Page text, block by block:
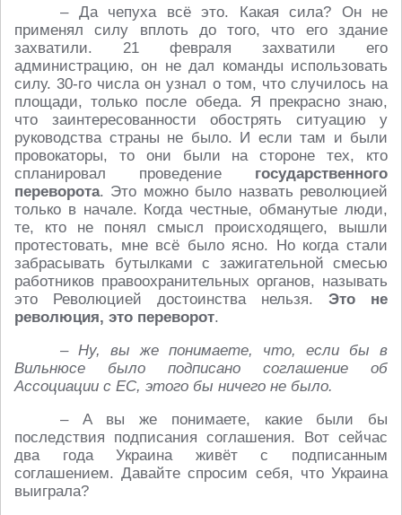
– Да чепуха всё это. Какая сила? Он не
применял силу вплоть до того, что его здание
захватили. 21 февраля захватили его
администрацию, он не дал команды использовать
силу. 30-го числа он узнал о том, что случилось на
площади, только после обеда. Я прекрасно знаю,
что заинтересованности обострять ситуацию у
руководства страны не было. И если там и были
провокаторы, то они были на стороне тех, кто
спланировал проведение государственного
переворота. Это можно было назвать революцией
только в начале. Когда честные, обманутые люди,
те, кто не понял смысл происходящего, вышли
протестовать, мне всё было ясно. Но когда стали
забрасывать бутылками с зажигательной смесью
работников правоохранительных органов, называть
это Революцией достоинства нельзя. Это не
революция, это переворот.
– Ну, вы же понимаете, что, если бы в
Вильнюсе было подписано соглашение об
Ассоциации с ЕС, этого бы ничего не было.
– А вы же понимаете, какие были бы
последствия подписания соглашения. Вот сейчас
два года Украина живёт с подписанным
соглашением. Давайте спросим себя, что Украина
выиграла?